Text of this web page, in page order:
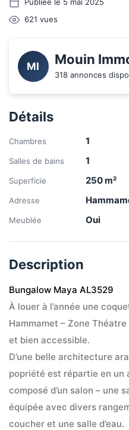
621 vues
MI Mouin
318 annonces
Détails
Chambres 1
Salles de bains 1
Superficie 250m²
Adresse
Meublée Oui
Description
Bungalow Maya AL3529
À louer à l’année une
Hammamet – Zone
et bien accessible.
D’une belle architecture
popriété est répartie en un
composé d’un salon – une
équipée avec divers
coucher et une salle d’eau.